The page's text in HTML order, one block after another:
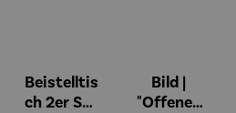
Beistelltis
ch 2er Set
Bild |
"Offenes